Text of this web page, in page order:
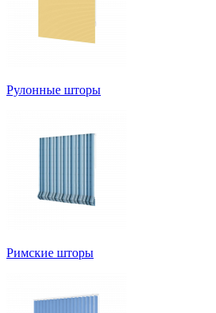
Рулонные шторы
Римские шторы